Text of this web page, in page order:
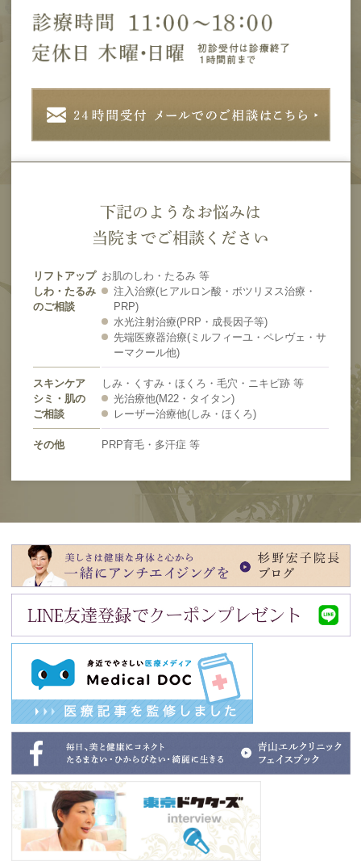
下記のようなお悩みは
当院までご相談ください
リフトアップ
しわ・たるみ
のご相談
お肌のしわ・たるみ 等
注入治療(ヒアルロン酸・ボツリヌス治療・
PRP)
水光注射治療(PRP・成長因子等)
先端医療器治療(ミルフィーユ・ペレヴェ・サ
ーマクール他)
スキンケア
シミ・肌の
ご相談
しみ・くすみ・ほくろ・毛穴・ニキビ跡 等
光治療他(M22・タイタン)
レーザー治療他(しみ・ほくろ)
その他 PRP育毛・多汗症 等